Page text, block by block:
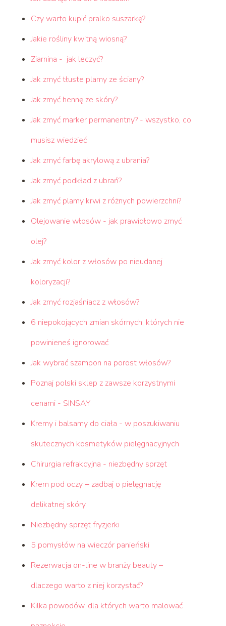
Czy warto kupić pralko suszarkę?
Jakie rośliny kwitną wiosną?
Ziarnina - jak leczyć?
Jak zmyć tłuste plamy ze ściany?
Jak zmyć hennę ze skóry?
Jak zmyć marker permanentny? - wszystko, co
musisz wiedzieć
Jak zmyć farbę akrylową z ubrania?
Jak zmyć podkład z ubrań?
Jak zmyć plamy krwi z różnych powierzchni?
Olejowanie włosów - jak prawidłowo zmyć
olej?
Jak zmyć kolor z włosów po nieudanej
koloryzacji?
Jak zmyć rozjaśniacz z włosów?
6 niepokojących zmian skórnych, których nie
powinieneś ignorować
Jak wybrać szampon na porost włosów?
Poznaj polski sklep z zawsze korzystnymi
cenami - SINSAY
Kremy i balsamy do ciała - w poszukiwaniu
skutecznych kosmetyków pielęgnacyjnych
Chirurgia refrakcyjna - niezbędny sprzęt
Krem pod oczy ‒ zadbaj o pielęgnację
delikatnej skóry
Niezbędny sprzęt fryzjerki
5 pomysłów na wieczór panieński
Rezerwacja on-line w branży beauty –
dlaczego warto z niej korzystać?
Kilka powodów, dla których warto malować